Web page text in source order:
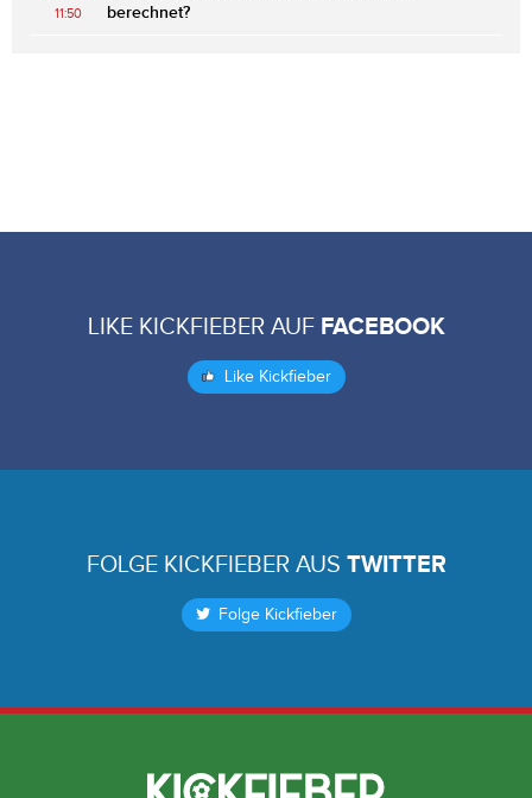
11:50
berechnet?
LIKE KICKFIEBER AUF FACEBOOK
Like Kickfieber
FOLGE KICKFIEBER AUS TWITTER
Folge Kickfieber